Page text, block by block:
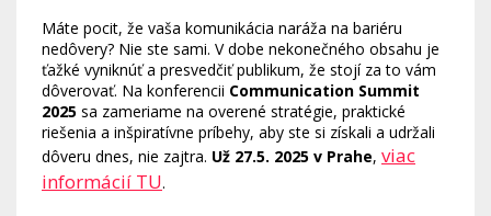
Máte pocit, že vaša komunikácia naráža na bariéru
nedôvery? Nie ste sami. V dobe nekonečného obsahu je
ťažké vyniknúť a presvedčiť publikum, že stojí za to vám
dôverovať. Na konferencii Communication Summit
2025 sa zameriame na overené stratégie, praktické
riešenia a inšpiratívne príbehy, aby ste si získali a udržali
dôveru dnes, nie zajtra. Už 27.5. 2025 v Prahe, viac
informácií TU.